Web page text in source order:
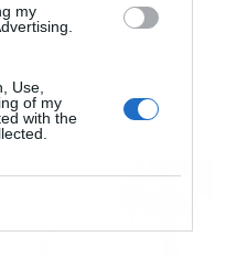
my
Use,
of my
with the
καμπάνιας της
η συνάντηση